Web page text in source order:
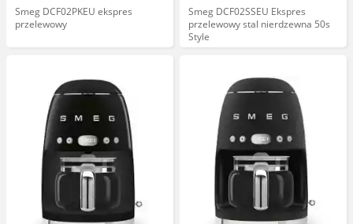
Smeg DCF02PKEU ekspres
przelewowy
Smeg DCF02SSEU Ekspres
przelewowy stal nierdzewna 50s
Style